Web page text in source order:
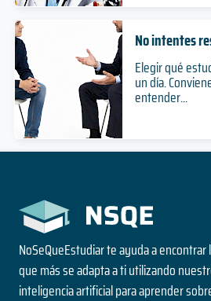
No intentes
Elegir qué
un día.
entender...
NoSeQueEstudiar te ayuda a
que más se adapta a ti utilizando
inteligencia artificial para aprender